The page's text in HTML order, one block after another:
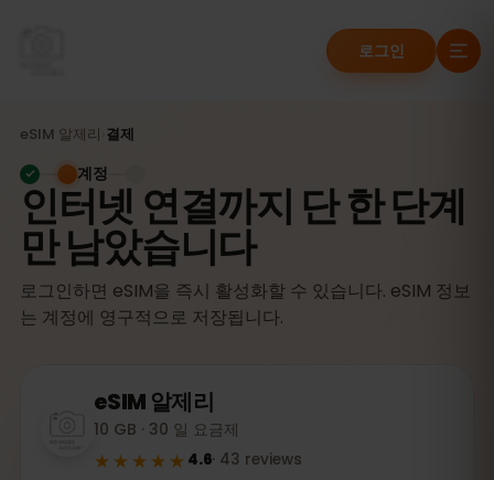
로그인
eSIM 알제리 결제
인터넷 연결까지 단 한 단계
만 남았습니다
로그인하면 eSIM을 즉시 활성화할 수 있습니다. eSIM 정보
는 계정에 영구적으로 저장됩니다.
계정
eSIM 알제리
10 GB · 30 일 요금제
★★★★★ 4.6· 43 reviews